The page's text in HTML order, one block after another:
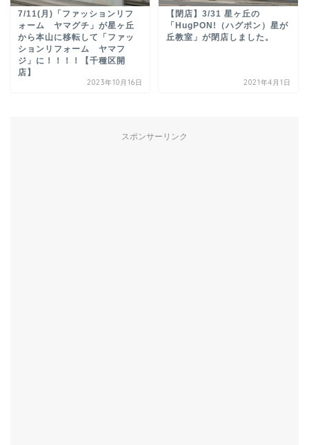
7/11(月)「ファッションリフ
ォーム ヤマグチ」が星ヶ丘
から本山に移転して「ファッ
ションリフォーム ヤマフ
ジ」に！！！！【千種区開
店】
2023年10月16日
【閉店】3/31 星ヶ丘の
「HugPON!（ハグポン）星が
丘教室」が閉店しました。
2021年4月1日
スポンサーリンク